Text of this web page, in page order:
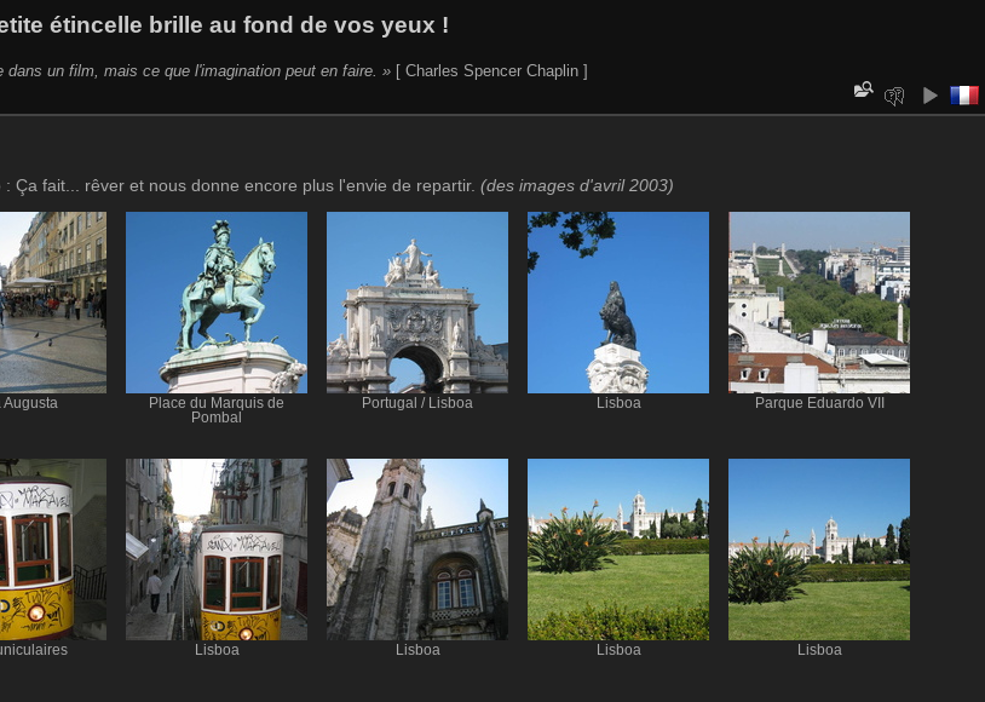
étincelle brille au fond de vos yeux !
un film, mais ce que l'imagination peut en faire. »[ Charles Spencer Chaplin ]
: Ça fait... rêver et nous donne encore plus l'envie de repartir. (des images d'avril 2003)
Augusta
Place du Marquis de
Pombal
Portugal / Lisboa Lisboa Parque Eduardo VII
Lisboa Lisboa Lisboa Lisboa